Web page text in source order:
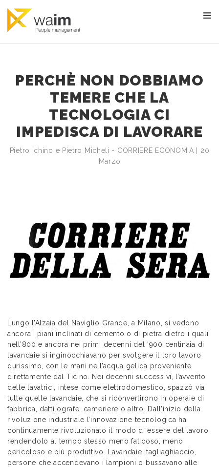
PERCHÈ NON DOBBIAMO
TEMERE CHE LA
TECNOLOGIA CI
IMPEDISCA DI LAVORARE
Pietro Ichino e Pietro Micheli - CORRIERE ECONOMIA | 20
Marzo
Lungo l’Alzaia del Naviglio Grande, a Milano, si vedono
ancora i piani inclinati di cemento o di pietra dietro i quali
nell’800 e ancora nei primi decenni del ‘900 centinaia di
lavandaie si inginocchiavano per svolgere il loro lavoro
durissimo, con le mani nell’acqua gelida proveniente
direttamente dal Ticino. Nei decenni successivi, l’avvento
delle lavatrici, intese come elettrodomestico, spazzò via
tutte quelle lavandaie, che si riconvertirono in operaie di
fabbrica, dattilografe, cameriere o altro. Dall’inizio della
rivoluzione industriale l’innovazione tecnologica ha
continuamente rivoluzionato il modo di essere del lavoro,
rendendolo al tempo stesso meno faticoso, meno
pericoloso e più produttivo. Lavandaie, tagliaghiaccio,
persone che accendevano i lampioni o bussavano alle